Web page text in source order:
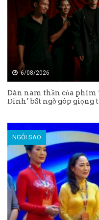
6/08/2026
Dàn nam thần của phim
Đinh’ bất ngờ góp giọng
NGÔI SAO